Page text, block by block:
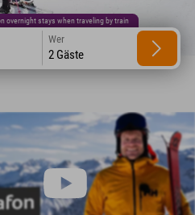
overnight stays when traveling by train
Wer
2 Gäste